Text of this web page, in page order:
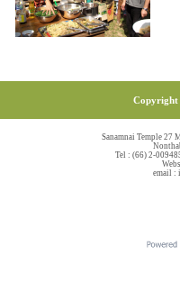
Copyright
Sanamnai Temple 27
Tel : (66) 2-
email :